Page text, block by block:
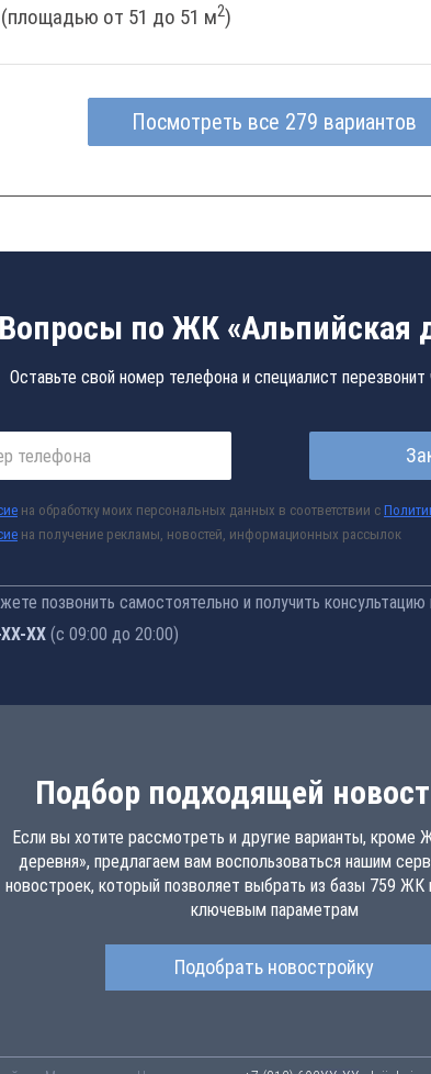
(площадью от 51 до 51 м2)
Посмотреть все 279 вариантов
Вопросы по ЖК «Альпийская
Оставьте свой номер телефона и специалист перезвонит
на обработку моих персональных данных в соответствии с
на получение рекламы, новостей, информационных рассылок
позвонить самостоятельно и получить
44-77 (с 09:00 до 20:00)
Подбор подходящей
Если вы хотите рассмотреть и другие варианты, кроме
деревня», предлагаем вам воспользоваться нашим
новостроек, который позволяет выбрать из базы 759
ключевым параметрам
Подобрать новостройку